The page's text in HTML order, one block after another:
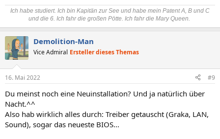
Ich habe studiert. Ich bin Kapitän zur See und habe mein Patent A, B und C
und die 6. Ich fahr die großen Pötte. Ich fahr die Mary Queen.
Demolition-Man
Vice Admiral Ersteller dieses Themas
16. Mai 2022 #9
Du meinst noch eine Neuinstallation? Und ja natürlich über
Nacht.^^
Also hab wirklich alles durch: Treiber getauscht (Graka, LAN,
Sound), sogar das neueste BIOS...